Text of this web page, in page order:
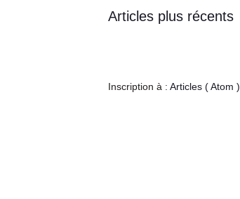
Articles plus récents
Inscription à :Articles ( Atom )